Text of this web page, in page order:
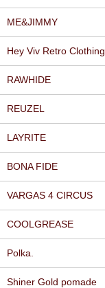
ME&JIMMY
Hey Viv Retro Clothing
RAWHIDE
REUZEL
LAYRITE
BONA FIDE
VARGAS 4 CIRCUS
COOLGREASE
Polka.
Shiner Gold pomade